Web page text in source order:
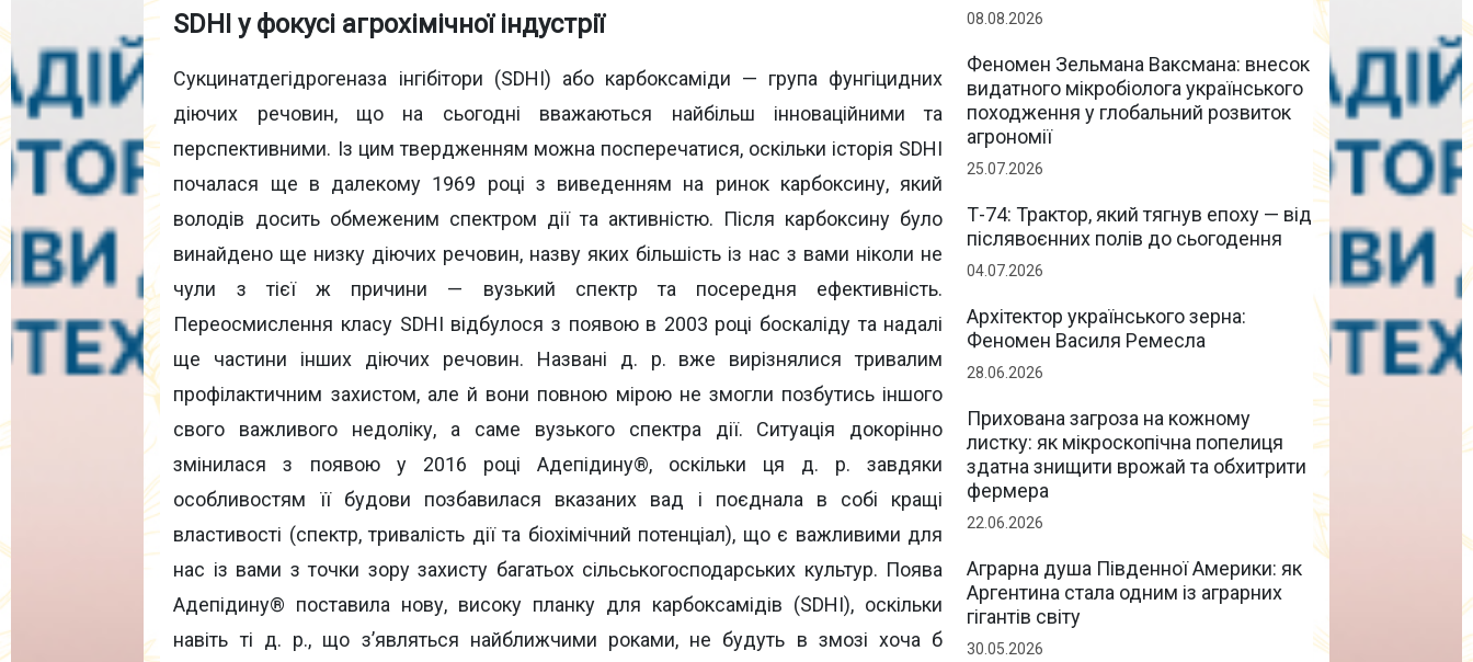
08.08.2026
Феномен Зельмана Ваксмана: внесок
видатного мікробіолога українського
походження у глобальний розвиток
агрономії
25.07.2026
Т-74: Трактор, який тягнув епоху — від
післявоєнних полів до сьогодення
04.07.2026
Архітектор українського зерна:
Феномен Василя Ремесла
28.06.2026
Прихована загроза на кожному
листку: як мікроскопічна попелиця
здатна знищити врожай та обхитрити
фермера
22.06.2026
Аграрна душа Південної Америки: як
Аргентина стала одним із аграрних
гігантів світу
30.05.2026
SDHI у фокусі агрохімічної індустрії
Сукцинатдегідрогеназа інгібітори (SDHI) або карбоксаміди — група фунгіцидних
діючих речовин, що на сьогодні вважаються найбільш інноваційними та
перспективними. Із цим твердженням можна посперечатися, оскільки історія SDHI
почалася ще в далекому 1969 році з виведенням на ринок карбоксину, який
володів досить обмеженим спектром дії та активністю. Після карбоксину було
винайдено ще низку діючих речовин, назву яких більшість із нас з вами ніколи не
чули з тієї ж причини — вузький спектр та посередня ефективність.
Переосмислення класу SDHI відбулося з появою в 2003 році боскаліду та надалі
ще частини інших діючих речовин. Названі д. р. вже вирізнялися тривалим
профілактичним захистом, але й вони повною мірою не змогли позбутись іншого
свого важливого недоліку, а саме вузького спектра дії. Ситуація докорінно
змінилася з появою у 2016 році Адепідину®, оскільки ця д. р. завдяки
особливостям її будови позбавилася вказаних вад і поєднала в собі кращі
властивості (спектр, тривалість дії та біохімічний потенціал), що є важливими для
нас із вами з точки зору захисту багатьох сільськогосподарських культур. Поява
Адепідину® поставила нову, високу планку для карбоксамідів (SDHI), оскільки
навіть ті д. р., що з’являться найближчими роками, не будуть в змозі хоча б